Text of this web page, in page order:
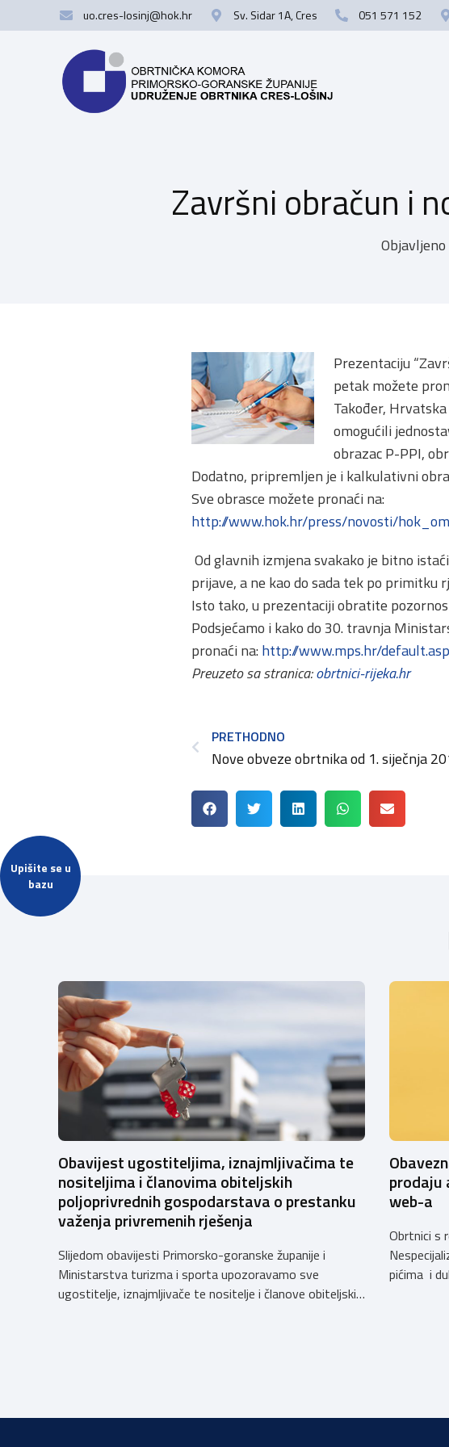
Upišite se u
bazu
uo.cres-losinj@hok.hr Sv. Sidar 1A, Cres 051 571 152
Završni obračun i
Objavljeno
Prezentaciju
petak možete
Također,
omogućili
obrazac P-PPI,
Dodatno, pripremljen je i kalkulativni
Sve obrasce možete pronaći na:
http://www.hok.hr/press/novosti/
Od glavnih izmjena svakako je bitno
prijave, a ne kao do sada tek po primitku
Isto tako, u prezentaciji obratite
Podsjećamo i kako do 30. travnja
pronaći na: http://www.mps.hr/
Preuzeto sa stranica:obrtnici-rijeka.hr
PRETHODNO
Nove obveze obrtnika od 1. siječnja
Obavijest ugostiteljima, iznajmljivačima te
nositeljima i članovima obiteljskih
poljoprivrednih gospodarstava o prestanku
važenja privremenih rješenja
Slijedom obavijesti Primorsko-goranske županije i
Ministarstva turizma i sporta upozoravamo sve
ugostitelje, iznajmljivače te nositelje i članove obiteljskih
prodaju
web-a
Obrtnici s
pićima i
uskladiti
rješenje
putem